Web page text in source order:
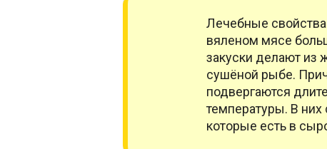
Лечебные
вяленом мясе
закуски делают из
сушёной рыбе.
подвергаются
температуры. В
которые есть в